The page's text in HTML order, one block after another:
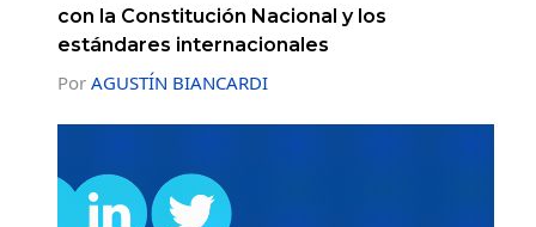
con la Constitución Nacional y los
estándares internacionales
Por AGUSTÍN BIANCARDI